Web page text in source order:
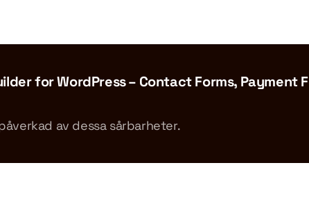
for WordPress – Contact Forms, Payment
av dessa sårbarheter.